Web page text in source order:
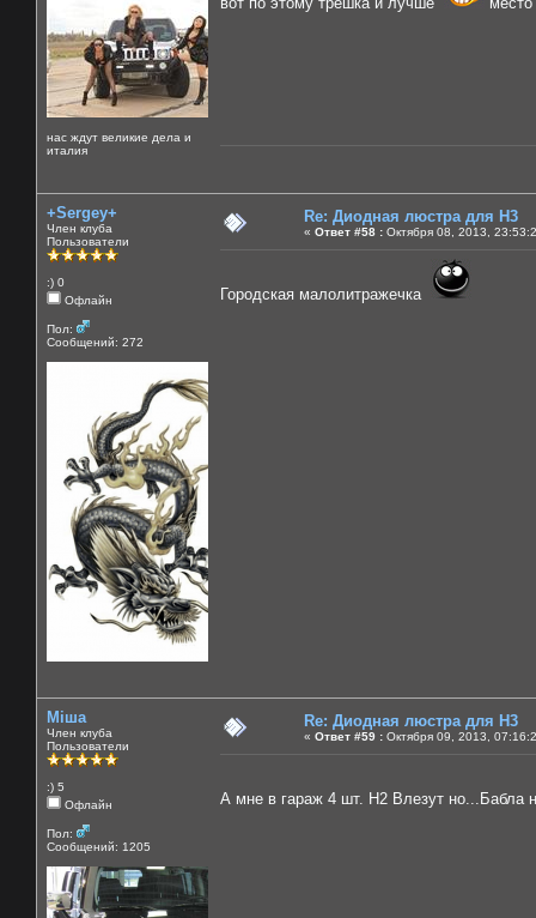
нас ждут великие дела и
италия
+Sergey+
Член клуба
Пользователи
:) 0
Офлайн
Пол:
Сообщений: 272
Re: Диодная люстра для Н3
« Ответ #58 : Октября 08, 2013,
Городская малолитражечка
Міша
Член клуба
Пользователи
:) 5
Офлайн
Пол:
Сообщений: 1205
Re: Диодная люстра для Н3
« Ответ #59 : Октября 09, 2013,
А мне в гараж 4 шт. Н2 Влезут но...Бабла